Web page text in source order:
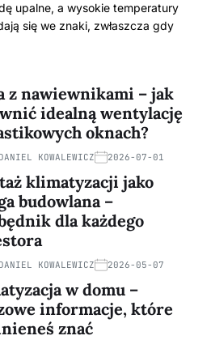
upalne, a wysokie temperatury
się we znaki, zwłaszcza gdy
z nawiewnikami – jak
idealną wentylację
oknach?
DANIEL KOWALEWICZ 2026-07-01
klimatyzacji jako
budowlana –
dla każdego
DANIEL KOWALEWICZ 2026-05-07
w domu –
informacje, które
znać